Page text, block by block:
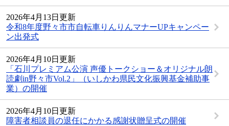
2026年4月13日更新
令和8年度野々市市自転車りんりんマナーUPキャンペー
ン出発式
2026年4月10日更新
「石川プレミアム公演 声優トークショー＆オリジナル朗
読劇in野々市Vol.2」（いしかわ県民文化振興基金補助事
業）の開催
2026年4月10日更新
障害者相談員の退任にかかる感謝状贈呈式の開催